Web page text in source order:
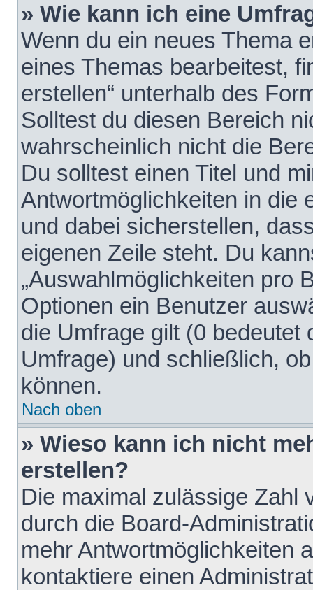
» Wie kann ich eine
Wenn du ein neues Thema
eines Themas bearbeitest,
erstellen“ unterhalb des
Solltest du diesen Bereich
wahrscheinlich nicht die
Du solltest einen Titel und
Antwortmöglichkeiten in die
und dabei sicherstellen,
eigenen Zeile steht. Du
„Auswahlmöglichkeiten pro
Optionen ein Benutzer
die Umfrage gilt (0 bedeutet
Umfrage) und schließlich,
können.
Nach oben
» Wieso kann ich nicht
erstellen?
Die maximal zulässige Zahl
durch die Board-
mehr Antwortmöglichkeiten
kontaktiere einen